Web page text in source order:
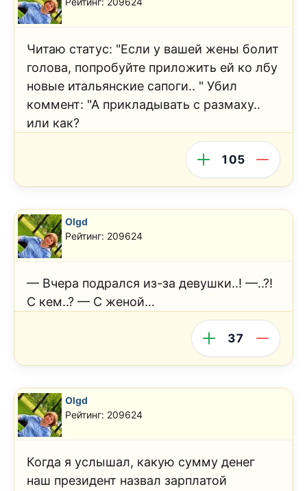
Читаю статус: "Если у вашей жены болит
голова, попробуйте приложить ей ко лбу
новые итальянские сапоги.. " Убил
коммент: "А прикладывать с размаху..
или как?
105
Olgd
Рейтинг: 209624
— Вчера подрался из-за девушки..! —..?!
С кем..? — С женой…
37
Olgd
Рейтинг: 209624
Когда я услышал, какую сумму денег
наш президент назвал зарплатой